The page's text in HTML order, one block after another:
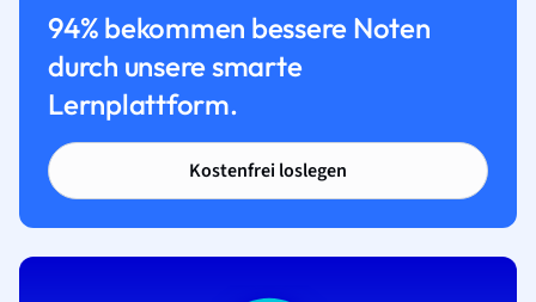
94% bekommen bessere Noten
durch unsere smarte
Lernplattform.
Kostenfrei loslegen